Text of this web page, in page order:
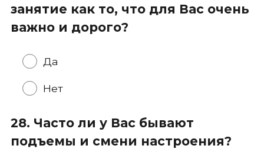
занятие как то, что для Вас очень
важно и дорого?
Да
Нет
28. Часто ли у Вас бывают
подъемы и смени настроения?